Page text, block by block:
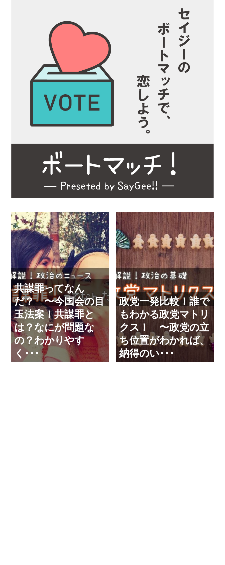
共謀罪ってなん
だ？ 〜今国会の目
玉法案！共謀罪と
は？なにが問題な
の？わかりやす
く･･･
政党一発比較！誰で
もわかる政党マトリ
クス！ 〜政党の立
ち位置がわかれば、
納得のい･･･